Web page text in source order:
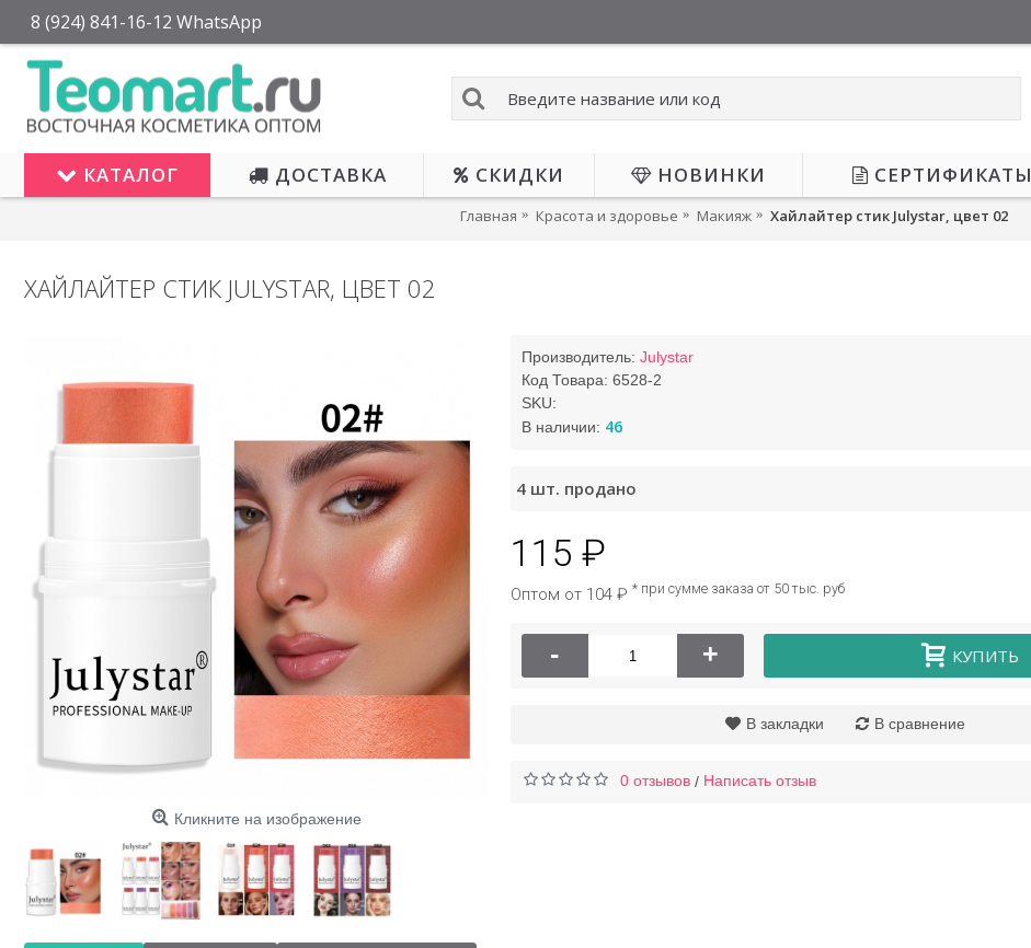
8 (924) 841-16-12 WhatsApp
КАТАЛОГ ДОСТАВКА СКИДКИ НОВИНКИ СЕРТИФИКАТЫ
Главная Красота и здоровье Макияж Хайлайтер стик Julystar, цвет 02
бактерицидный 72*22,
119 ₽
ХАЙЛАЙТЕР СТИК JULYSTAR, ЦВЕТ 02
Кликните на изображение
Производитель: Julystar
Код Товара: 6528-2
SKU:
В наличии: 46
4 шт. продано
115 ₽
Оптом от 104 ₽ * при сумме заказа от 50 тыс. руб
- + КУПИТЬ
В закладки В сравнение
0 отзывов / Написать отзыв